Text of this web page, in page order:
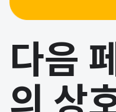
다음
의 상